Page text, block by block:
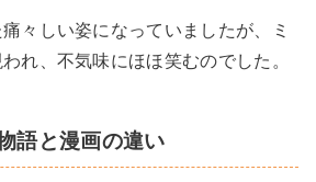
々しい姿になっていましたが、ミ
れ、不気味にほほ笑むのでした。
語と漫画の違い